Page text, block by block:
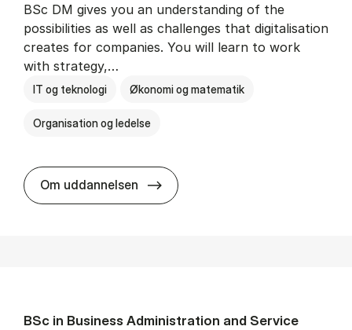
BSc DM gives you an understanding of the
possibilities as well as challenges that digitalisation
creates for companies. You will learn to work
with strategy,…
IT og teknologi Økonomi og matematik
Organisation og ledelse
Om uddannelsen BSc in Busi­ness Ad­min­is­tra­tion
BSc in Busi­ness Ad­min­is­tra­tion and Ser­vice